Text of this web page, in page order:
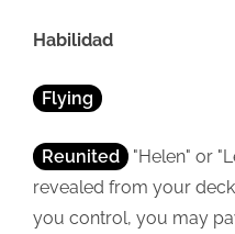
Habilidad
Flying
Reunited
"Helen" or
revealed from your
you control, you may